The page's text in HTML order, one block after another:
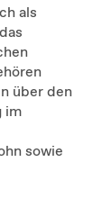
als
über den
im
sowie